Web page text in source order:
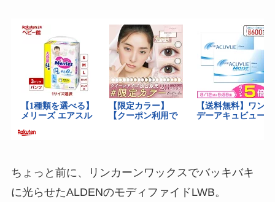
ちょっと前に、リンカーンワックスでバッキバキ
に光らせたALDENのモディファイドLWB。